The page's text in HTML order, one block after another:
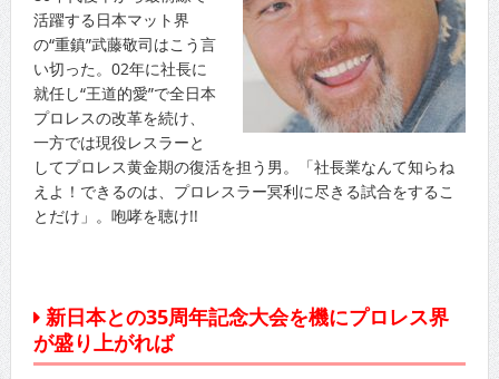
活躍する日本マット界
の“重鎮”武藤敬司はこう言
い切った。02年に社長に
就任し“王道的愛”で全日本
プロレスの改革を続け、
一方では現役レスラーと
してプロレス黄金期の復活を担う男。「社長業なんて知らね
えよ！できるのは、プロレスラー冥利に尽きる試合をするこ
とだけ」。咆哮を聴け!!
新日本との35周年記念大会を機にプロレス界
が盛り上がれば